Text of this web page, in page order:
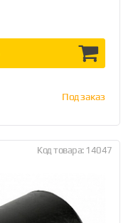
Под заказ
Код товара: 14047